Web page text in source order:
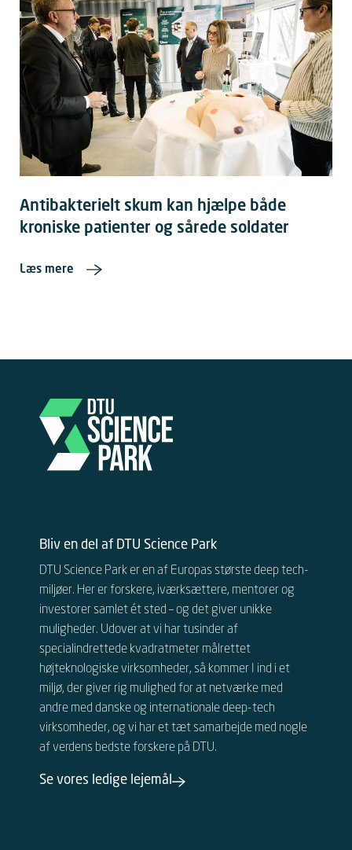
Antibakterielt skum kan hjælpe både
kroniske patienter og sårede soldater
Læs mere
Bliv en del af DTU Science Park
DTU Science Park er en af Europas største deep tech-
miljøer. Her er forskere, iværksættere, mentorer og
investorer samlet ét sted – og det giver unikke
muligheder. Udover at vi har tusinder af
specialindrettede kvadratmeter målrettet
højteknologiske virksomheder, så kommer I ind i et
miljø, der giver rig mulighed for at netværke med
andre med danske og internationaledeep-tech
virksomheder, og vi har et tæt samarbejde med nogle
af verdens bedste forskere på DTU.
Se vores ledige lejemål